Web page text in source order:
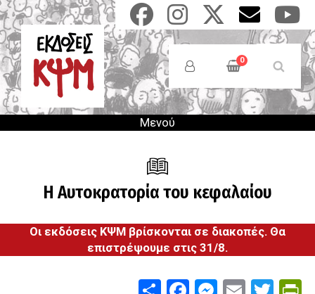
Παράκαμψη
προς
το
κυρίως
περιεχόμενο
Anonymous
Users
Menu
0
Μενού
Η Αυτοκρατορία του κεφαλαίου
Οι εκδόσεις ΚΨΜ βρίσκονται σε διακοπές. Θα
επιστρέψουμε στις 31/8.
ShareFacebook
Email